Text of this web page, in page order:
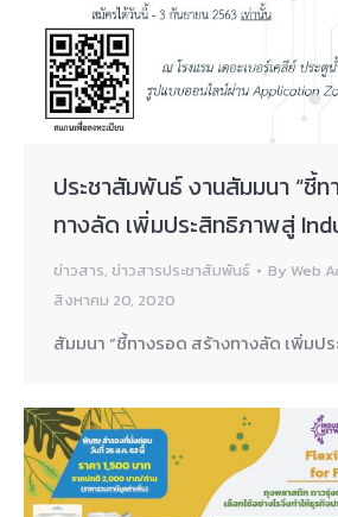
ประชาสัมพันธ์ งานสัมมนา “ชี้
ทางลัด เพิ่มประสิทธิภาพสู่
ข่าวสาร, ข่าวสารประชาสัมพันธ์ By Web
สิงหาคม 20, 2020
สัมมนา “ชี้ทางรอด สร้างทางลัด เพิ่มป